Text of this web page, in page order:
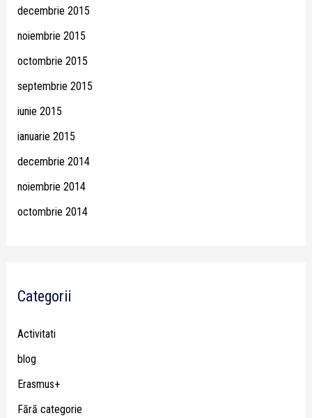
decembrie 2015
noiembrie 2015
octombrie 2015
septembrie 2015
iunie 2015
ianuarie 2015
decembrie 2014
noiembrie 2014
octombrie 2014
Categorii
Activitati
blog
Erasmus+
Fără categorie